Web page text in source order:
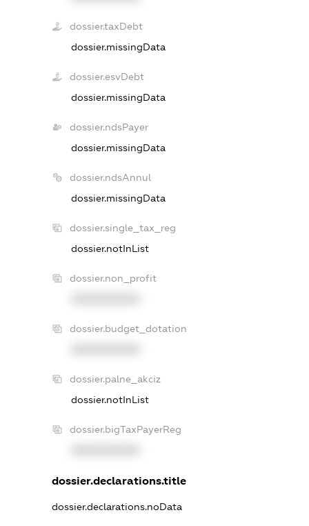
dossier.taxDebt
dossier.missingData
dossier.esvDebt
dossier.missingData
dossier.ndsPayer
dossier.missingData
dossier.ndsAnnul
dossier.missingData
dossier.single_tax_reg
dossier.notInList
dossier.non_profit
dossier.budget_dotation
dossier.palne_akciz
dossier.notInList
dossier.bigTaxPayerReg
dossier.declarations.title
dossier.declarations.noData